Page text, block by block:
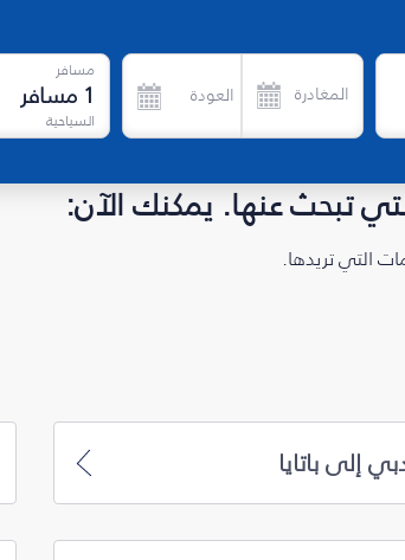
المغادرة العودة
مسافر
1 مسافر
السياحية
تبحث عنها. يمكنك الآن:
التي تريدها.
إلى باتايا